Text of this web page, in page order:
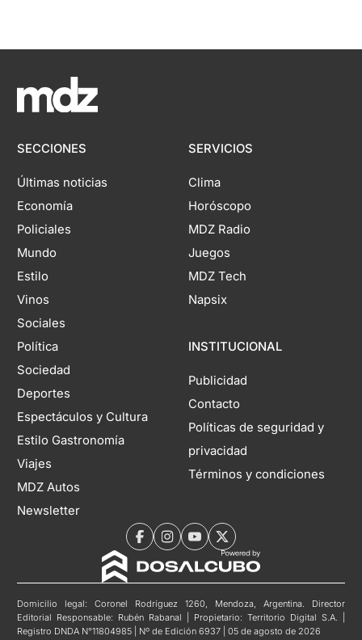
SECCIONES
Últimas noticias
Economía
Policiales
Mundo
Estilo
Vinos
Sociales
Política
Sociedad
Deportes
Espectáculos y Cultura
Estilo Gastronomía
Viajes
MDZ Autos
Newsletter
SERVICIOS
Clima
Horóscopo
MDZ Radio
Juegos
MDZ Tech
Napsix
INSTITUCIONAL
Publicidad
Contacto
Políticas de seguridad y
privacidad
Términos y condiciones
Domicilio legal: Coronel Rodríguez 1260, Mendoza, Argentina. Director
Editorial Responsable: Rubén Rabanal | Propietario: Territorio Digital S.A. |
Registro DNDA N°11804985 | Nº de Edición 6937 | 05 de agosto de 2026